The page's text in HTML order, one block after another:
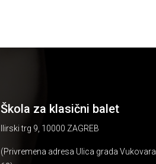
Škola za klasični balet
Ilirski trg 9, 10000 ZAGREB
(Privremena adresa Ulica grada Vukovara